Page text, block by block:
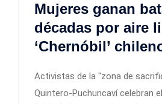
Mujeres ganan
décadas por aire
‘Chernóbil’
Activistas de la "zona de
Quintero-Puchuncaví celebran